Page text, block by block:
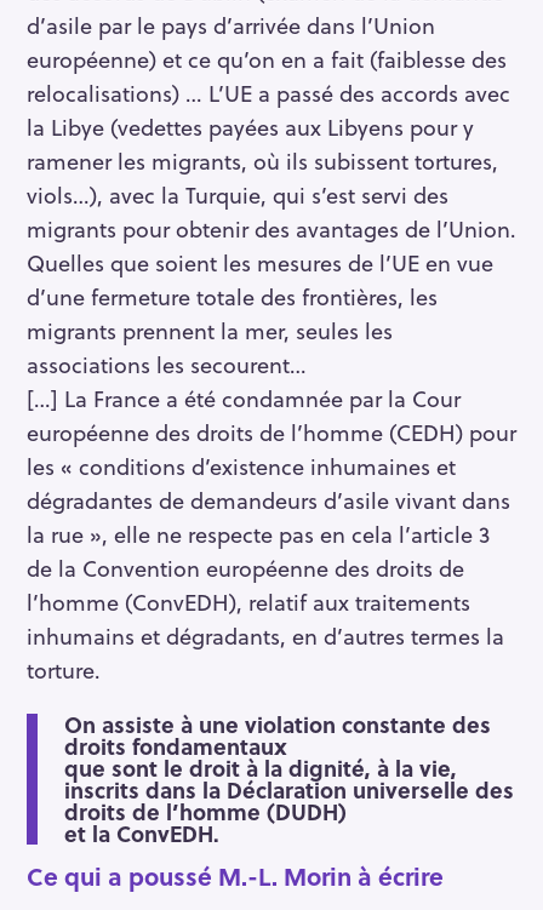
d’asile par le pays d’arrivée dans l’Union
européenne) et ce qu’on en a fait (faiblesse des
relocalisations) … L’UE a passé des accords avec
la Libye (vedettes payées aux Libyens pour y
ramener les migrants, où ils subissent tortures,
viols…), avec la Turquie, qui s’est servi des
migrants pour obtenir des avantages de l’Union.
Quelles que soient les mesures de l’UE en vue
d’une fermeture totale des frontières, les
migrants prennent la mer, seules les
associations les secourent…
[…] La France a été condamnée par la Cour
européenne des droits de l’homme (CEDH) pour
les « conditions d’existence inhumaines et
dégradantes de demandeurs d’asile vivant dans
la rue », elle ne respecte pas en cela l’article 3
de la Convention européenne des droits de
l’homme (ConvEDH), relatif aux traitements
inhumains et dégradants, en d’autres termes la
torture.
On assiste à une violation constante des
droits fondamentaux
que sont le droit à la dignité, à la vie,
inscrits dans la Déclaration universelle des
droits de l’homme (DUDH)
et la ConvEDH.
Ce qui a poussé M.-L. Morin à écrire